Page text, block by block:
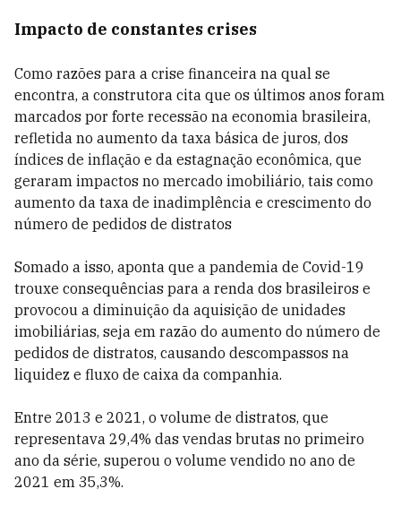
Impacto de constantes crises
Como razões para a crise financeira na qual se
encontra, a construtora cita que os últimos anos foram
marcados por forte recessão na economia brasileira,
refletida no aumento da taxa básica de juros, dos
índices de inflação e da estagnação econômica, que
geraram impactos no mercado imobiliário, tais como
aumento da taxa de inadimplência e crescimento do
número de pedidos de distratos
Somado a isso, aponta que a pandemia de Covid-19
trouxe consequências para a renda dos brasileiros e
provocou a diminuição da aquisição de unidades
imobiliárias, seja em razão do aumento do número de
pedidos de distratos, causando descompassos na
liquidez e fluxo de caixa da companhia.
Entre 2013 e 2021, o volume de distratos, que
representava 29,4% das vendas brutas no primeiro
ano da série, superou o volume vendido no ano de
2021 em 35,3%.